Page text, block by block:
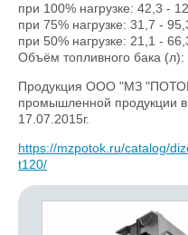
при 100% нагрузке: 42,3 -
при 75% нагрузке: 31,7 -
при 50% нагрузке: 21,1 -
Объём топливного бака (л):
Продукция ООО "МЗ
промышленной продукции
17.07.2015г.
https://mzpotok.ru/catalog/
t120/